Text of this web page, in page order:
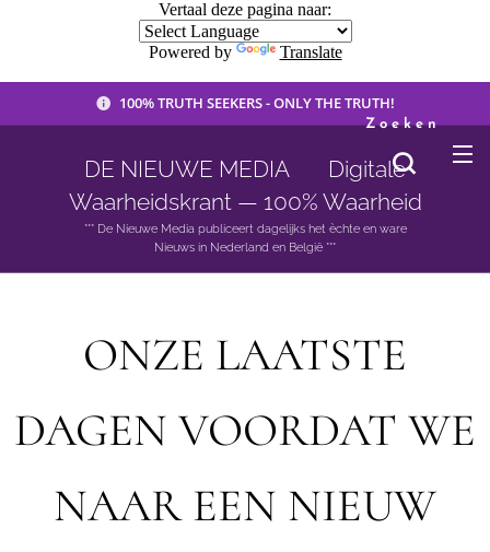
Vertaal deze pagina naar:
Powered by Translate
100% TRUTH SEEKERS - ONLY THE TRUTH!
DE NIEUWE MEDIA 🟣 Digitale
Waarheidskrant — 100% Waarheid
*** De Nieuwe Media publiceert dagelijks het èchte en ware
Nieuws in Nederland en België ***
Zoeken
ONZE LAATSTE
DAGEN VOORDAT WE
NAAR EEN NIEUW